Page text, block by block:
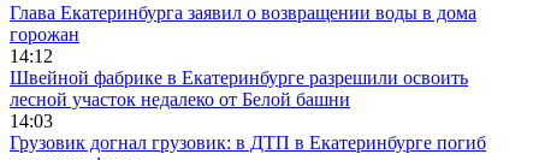
Глава Екатеринбурга заявил о возвращении воды в дома
горожан
14:12
Швейной фабрике в Екатеринбурге разрешили освоить
лесной участок недалеко от Белой башни
14:03
Грузовик догнал грузовик: в ДТП в Екатеринбурге погиб